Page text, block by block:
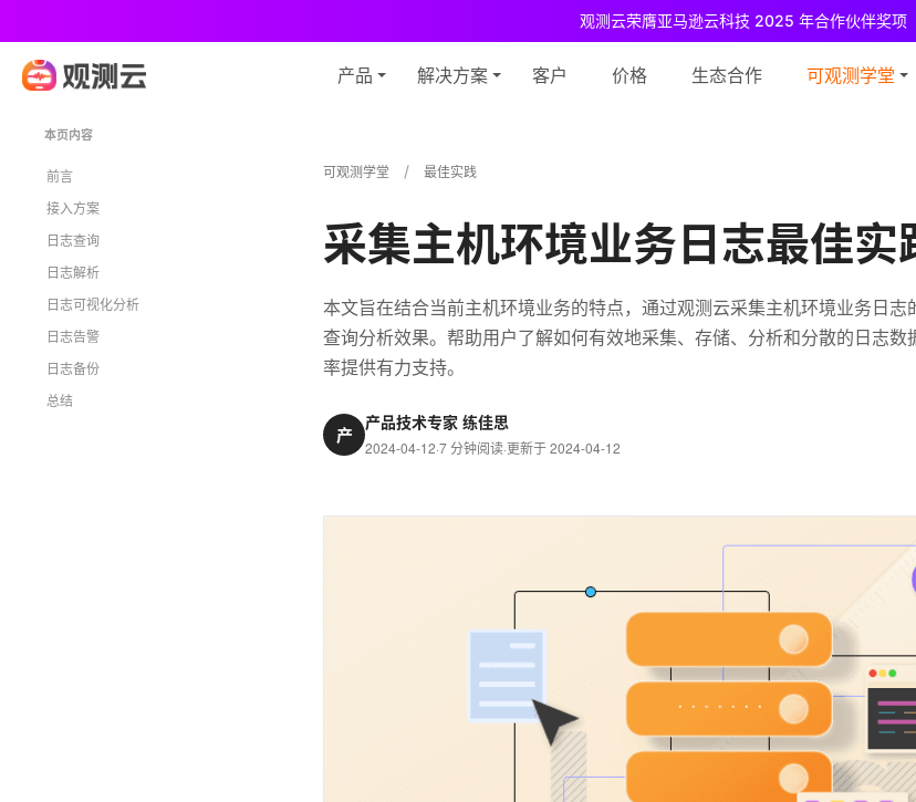
观测云荣膺亚马逊云科技 2025 年合作伙伴奖项
观测云免费版现已推出！ 专为中小团队与个人开发者设计，立
产品 解决方案 客户 价格 生态合作 可观测学堂
可观测学堂 最佳实践
采集主机环境业务日志最佳实
本文旨在结合当前主机环境业务的特点，通过观测云采集主机环境业务日
查询分析效果。帮助用户了解如何有效地采集、存储、分析和分散的日志
率提供有力支持。
产
产品技术专家 练佳思
2024-04-12·7 分钟阅读·更新于 2024-04-12
本页内容
前言
接入方案
日志查询
日志解析
日志可视化分析
日志告警
日志备份
总结